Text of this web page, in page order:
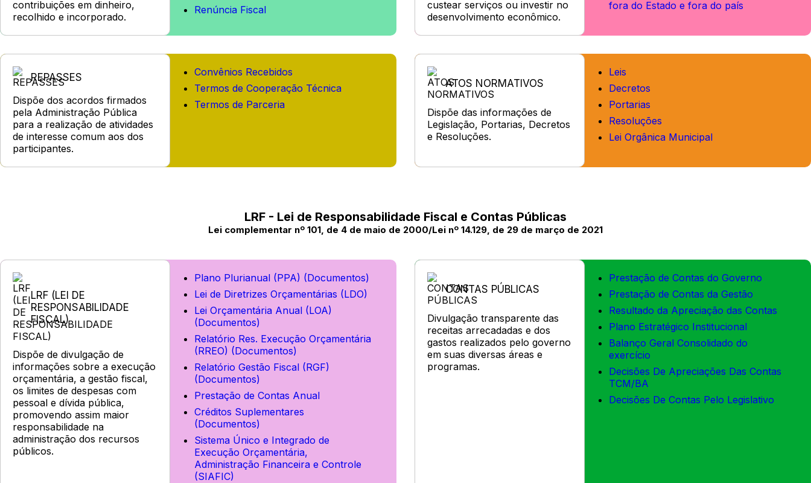
contribuições em dinheiro,
recolhido e incorporado.
Renúncia Fiscal
custear serviços ou investir no
desenvolvimento econômico.
fora do Estado e fora do país
REPASSES
Dispõe dos acordos firmados
pela Administração Pública
para a realização de atividades
de interesse comum aos dos
participantes.
Convênios Recebidos
Termos de Cooperação Técnica
Termos de Parceria
ATOS NORMATIVOS
Dispõe das informações de
Legislação, Portarias, Decretos
e Resoluções.
Leis
Decretos
Portarias
Resoluções
Lei Orgânica Municipal
LRF - Lei de Responsabilidade Fiscal e Contas Públicas
Lei complementar nº 101, de 4 de maio de 2000/Lei nº 14.129, de 29 de março de 2021
LRF (LEI DE
RESPONSABILIDADE
FISCAL)
Dispõe de divulgação de
informações sobre a execução
orçamentária, a gestão fiscal,
os limites de despesas com
pessoal e dívida pública,
promovendo assim maior
responsabilidade na
administração dos recursos
públicos.
Plano Plurianual (PPA) (Documentos)
Lei de Diretrizes Orçamentárias (LDO)
Lei Orçamentária Anual (LOA)
(Documentos)
Relatório Res. Execução Orçamentária
(RREO) (Documentos)
Relatório Gestão Fiscal (RGF)
(Documentos)
Prestação de Contas Anual
Créditos Suplementares
(Documentos)
Sistema Único e Integrado de
Execução Orçamentária,
Administração Financeira e Controle
(SIAFIC)
CONTAS PÚBLICAS
Divulgação transparente das
receitas arrecadadas e dos
gastos realizados pelo governo
em suas diversas áreas e
programas.
Prestação de Contas do Governo
Prestação de Contas da Gestão
Resultado da Apreciação das Contas
Plano Estratégico Institucional
Balanço Geral Consolidado do
exercício
Decisões De Apreciações Das Contas
TCM/BA
Decisões De Contas Pelo Legislativo